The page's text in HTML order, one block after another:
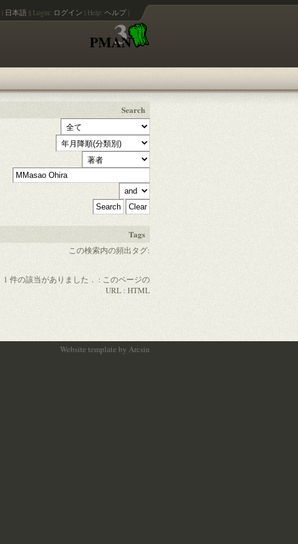
| 日本語 || Login: ログイン | Help: ヘルプ |
Search
Tags
この検索内の頻出タグ:
1 件の該当がありました． : このページの
URL: HTML
Website template by Arcsin